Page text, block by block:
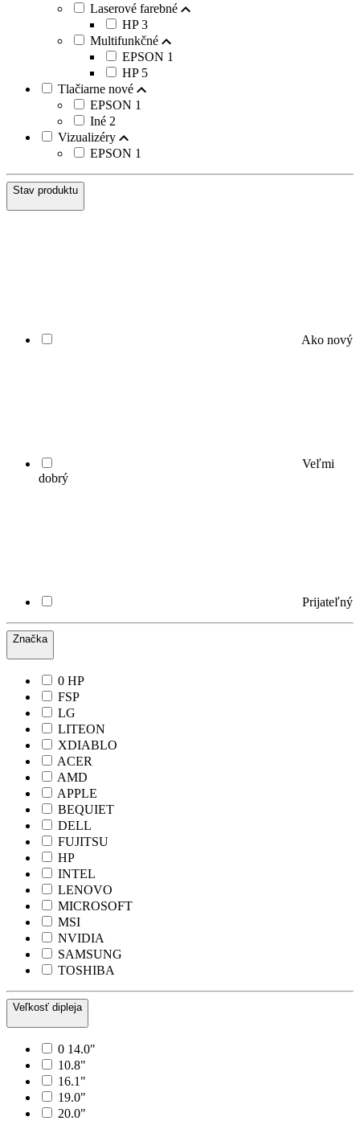
Laserové farebné
HP 3
Multifunkčné
EPSON 1
HP 5
Tlačiarne nové
EPSON 1
Iné 2
Vizualizéry
EPSON 1
Stav produktu
Ako nový
Veľmi
dobrý
Prijateľný
Značka
0 HP
FSP
LG
LITEON
XDIABLO
ACER
AMD
APPLE
BEQUIET
DELL
FUJITSU
HP
INTEL
LENOVO
MICROSOFT
MSI
NVIDIA
SAMSUNG
TOSHIBA
Veľkosť dipleja
0 14.0"
10.8"
16.1"
19.0"
20.0"